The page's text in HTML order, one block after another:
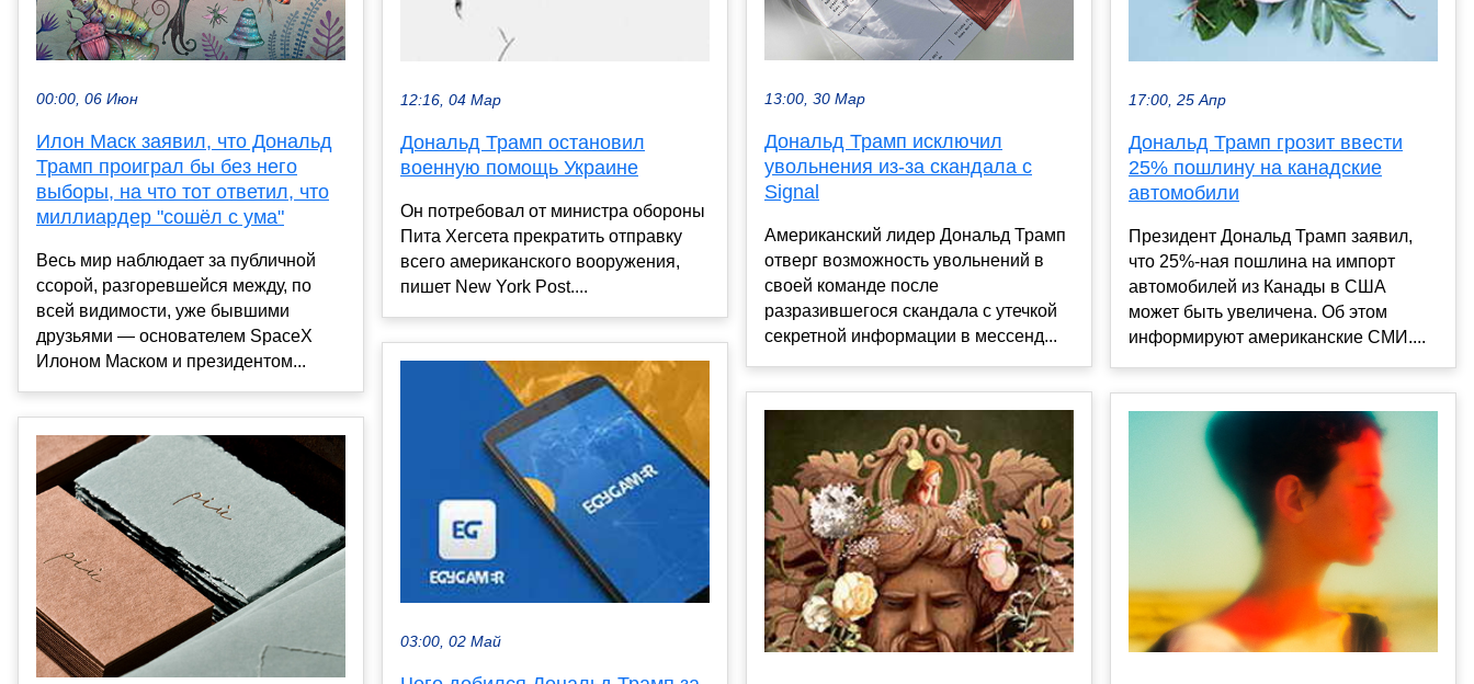
00:00, 06 Июн
Илон Маск заявил, что Дональд
Трамп проиграл бы без него
выборы, на что тот ответил, что
миллиардер "сошёл с ума"
Весь мир наблюдает за публичной
ссорой, разгоревшейся между, по
всей видимости, уже бывшими
друзьями — основателем SpaceX
Илоном Маском и президентом...
12:16, 04 Мар
Дональд Трамп остановил
военную помощь Украине
Он потребовал от министра обороны
Пита Хегсета прекратить отправку
всего американского вооружения,
пишет New York Post....
03:00, 02 Май
13:00, 30 Мар
Дональд Трамп исключил
увольнения из-за скандала с
Signal
Американский лидер Дональд Трамп
отверг возможность увольнений в
своей команде после
разразившегося скандала с утечкой
секретной информации в мессенд...
17:00, 25 Апр
Дональд Трамп грозит ввести
25% пошлину на канадские
автомобили
Президент Дональд Трамп заявил,
что 25%-ная пошлина на импорт
автомобилей из Канады в США
может быть увеличена. Об этом
информируют американские СМИ....